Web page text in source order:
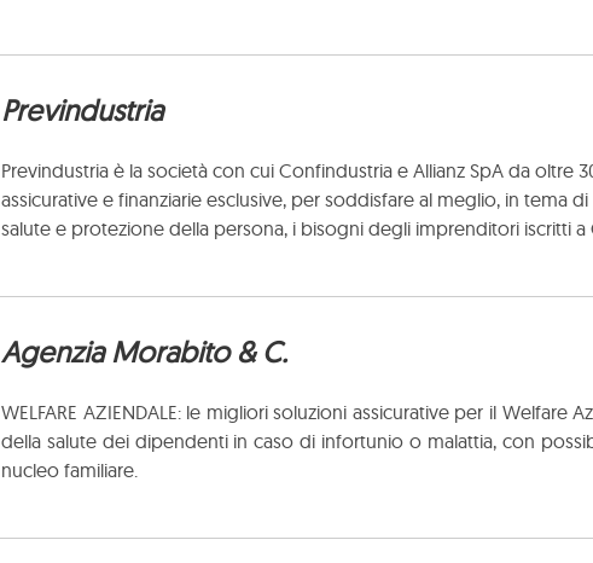
Previndustria
Previndustria è la società con cui Confindustria e Allianz SpAda oltre
assicurative e finanziarie esclusive, per soddisfare al meglio, in tema
salute e protezione della persona, i bisogni degli imprenditori iscritti a
Agenzia Morabito & C.
WELFARE AZIENDALE: le migliori soluzioni assicurative per il Welfare
della salute dei dipendenti in caso di infortunio o malattia, con
nucleo familiare.